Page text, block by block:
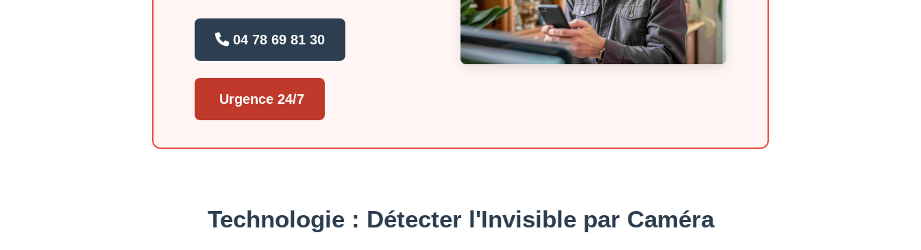
04 78 69 81 30
Urgence 24/7
Technologie : Détecter l'Invisible par Caméra